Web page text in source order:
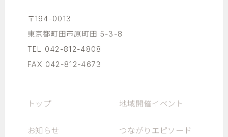
〒194-0013
東京都町田市原町田 5-3-8
TEL 042-812-4808
FAX 042-812-4673
トップ
お知らせ
地域開催イベント
つながりエピソード